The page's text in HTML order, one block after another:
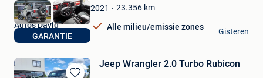
Favorieten
GARANTIE
2021 23.356 km
Alle milieu/emissie zones
Auto's David
Lebbeke
Gisteren
Jeep Wrangler 2.0 Turbo Rubicon